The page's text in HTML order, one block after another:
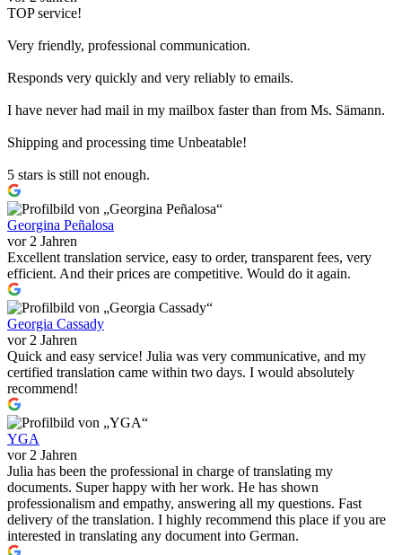
TOP service!
Very friendly, professional communication.
Responds very quickly and very reliably to emails.
I have never had mail in my mailbox faster than from Ms. Sämann.
Shipping and processing time Unbeatable!
5 stars is still not enough.
Georgina Peñalosa
vor 2 Jahren
Excellent translation service, easy to order, transparent fees, very
efficient. And their prices are competitive. Would do it again.
Georgia Cassady
vor 2 Jahren
Quick and easy service! Julia was very communicative, and my
certified translation came within two days. I would absolutely
recommend!
YGA
vor 2 Jahren
Julia has been the professional in charge of translating my
documents. Super happy with her work. He has shown
professionalism and empathy, answering all my questions. Fast
delivery of the translation. I highly recommend this place if you are
interested in translating any document into German.